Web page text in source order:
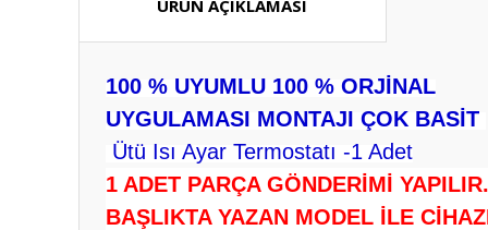
ÜRÜN AÇIKLAMASI
100 % UYUMLU 100 % ORJİNAL
UYGULAMASI MONTAJI ÇOK BASİT
Ütü Isı Ayar Termostatı -1 Adet
1 ADET PARÇA GÖNDERİMİ YAPILIR.
BAŞLIKTA YAZAN MODEL İLE